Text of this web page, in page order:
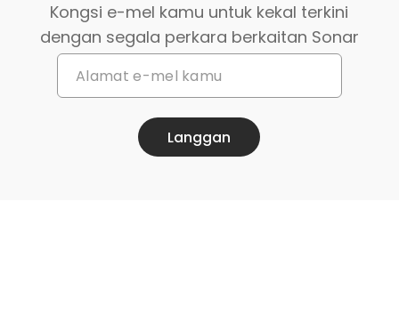
Kongsi e-mel kamu untuk kekal terkini
dengan segala perkara berkaitan Sonar
Langgan